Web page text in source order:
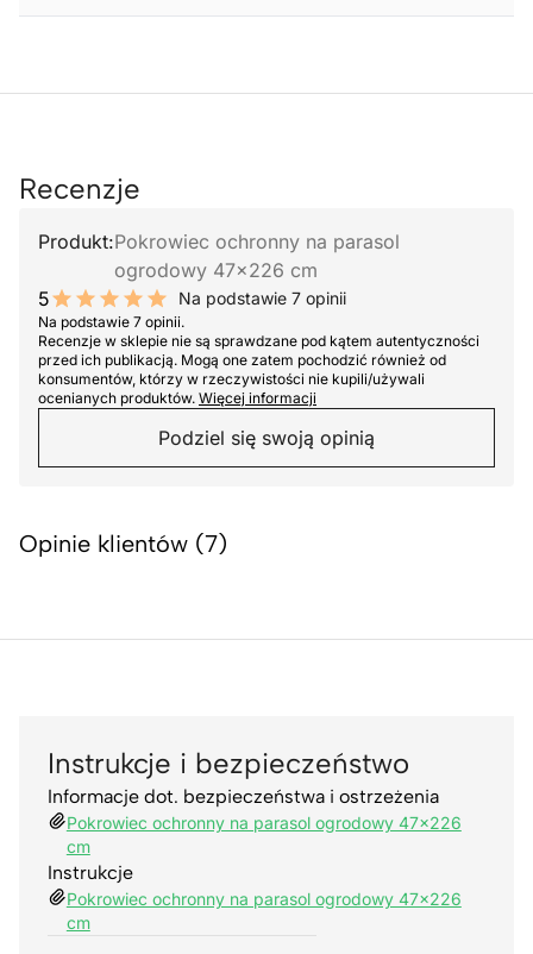
Recenzje
Produkt:Pokrowiec ochronny na parasol
ogrodowy 47x226 cm
5
10 out of 10 stars
Na podstawie 7 opinii
Na podstawie 7 opinii.
Recenzje w sklepie nie są sprawdzane pod kątem autentyczności
przed ich publikacją. Mogą one zatem pochodzić również od
konsumentów, którzy w rzeczywistości nie kupili/używali
ocenianych produktów. Więcej informacji
Podziel się swoją opinią
Opinie klientów (7)
Instrukcje i bezpieczeństwo
Informacje dot. bezpieczeństwa i ostrzeżenia
Pokrowiec ochronny na parasol ogrodowy 47x226
cm
Instrukcje
Pokrowiec ochronny na parasol ogrodowy 47x226
cm